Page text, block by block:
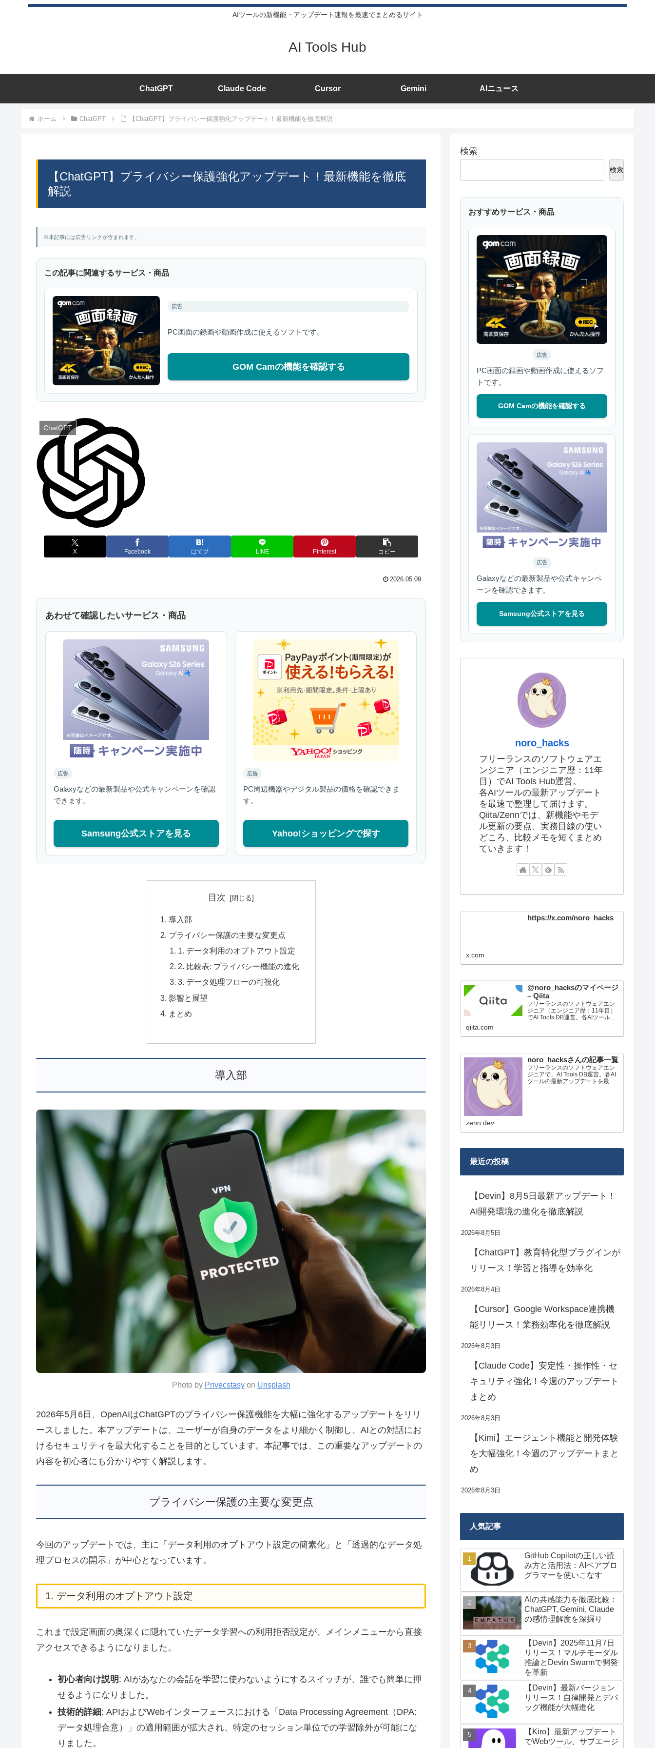
AIツールの新機能・アップデート速報を最速でまとめるサイト
AI Tools Hub
ChatGPT Claude Code Cursor Gemini AIニュース
ホーム ChatGPT 【ChatGPT】プライバシー保護強化アップデート！最新機能を徹底解説
【ChatGPT】プライバシー保護強化アップデート！最新機能を徹底
解説
※本記事には広告リンクが含まれます。
この記事に関連するサービス・商品
広告
PC画面の録画や動画作成に使えるソフトです。
GOM Camの機能を確認する
ChatGPT
X Facebook はてブ LINE Pinterest コピー
2026.05.09
あわせて確認したいサービス・商品
広告
Galaxyなどの最新製品や公式キャンペーンを確認
できます。
Samsung公式ストアを見る
広告
PC周辺機器やデジタル製品の価格を確認できま
す。
Yahoo!ショッピングで探す
目次
導入部
プライバシー保護の主要な変更点
1. データ利用のオプトアウト設定
2. 比較表: プライバシー機能の進化
3. データ処理フローの可視化
影響と展望
まとめ
導入部
Photo by Privecstasyon Unsplash
2026年5月6日、OpenAIはChatGPTのプライバシー保護機能を大幅に強化するアップデートをリリ
ースしました。本アップデートは、ユーザーが自身のデータをより細かく制御し、AIとの対話にお
けるセキュリティを最大化することを目的としています。本記事では、この重要なアップデートの
内容を初心者にも分かりやすく解説します。
プライバシー保護の主要な変更点
今回のアップデートでは、主に「データ利用のオプトアウト設定の簡素化」と「透過的なデータ処
理プロセスの開示」が中心となっています。
1. データ利用のオプトアウト設定
これまで設定画面の奥深くに隠れていたデータ学習への利用拒否設定が、メインメニューから直接
アクセスできるようになりました。
初心者向け説明 : AIがあなたの会話を学習に使わないようにするスイッチが、誰でも簡単に押
せるようになりました。
技術的詳細: APIおよびWebインターフェースにおける「Data Processing Agreement（DPA:
データ処理合意）」の適用範囲が拡大され、特定のセッション単位での学習除外が可能にな
りました。
検索
検索
おすすめサービス・商品
広告
PC画面の録画や動画作成に使えるソフ
トです。
GOM Camの機能を確認する
広告
Galaxyなどの最新製品や公式キャンペ
ーンを確認できます。
Samsung公式ストアを見る
noro_hacks
フリーランスのソフトウェアエ
ンジニア（エンジニア歴：11年
目）でAI Tools Hub運営。
各AIツールの最新アップデート
を最速で整理して届けます。
Qiita/Zennでは、新機能やモデ
ル更新の要点、実務目線の使い
どころ、比較メモを短くまとめ
ていきます！
https://x.com/noro_hacks
x.com
@noro_hacksのマイページ
– Qiita
フリーランスのソフトウェアエン
ジニア（エンジニア歴：11年目）
でAI Tools DB運営。各AIツールの
能やモデル更新の要点、実務目線
qiita.com
noro_hacksさんの記事一覧
フリーランスのソフトウェアエン
ジニアで、AI Tools DB運営。各AI
ツールの最新アップデートを最速
zenn.dev
最近の投稿
【Devin】8月5日最新アップデート！
AI開発環境の進化を徹底解説
2026年8月5日
【ChatGPT】教育特化型プラグインが
リリース！学習と指導を効率化
2026年8月4日
【Cursor】Google Workspace連携機
能リリース！業務効率化を徹底解説
2026年8月3日
【Claude Code】安定性・操作性・セ
キュリティ強化！今週のアップデート
まとめ
2026年8月3日
【Kimi】エージェント機能と開発体験
を大幅強化！今週のアップデートまと
め
2026年8月3日
人気記事
GitHub Copilotの正しい読
み方と活用法：AIペアプロ
グラマーを使いこなす
AIの共感能力を徹底比較：
ChatGPT, Gemini, Claude
の感情理解度を深掘り
【Devin】2025年11月7日
リリース！マルチモーダル
推論とDevin Swarmで開発
を革新
【Devin】最新バージョン
リリース！自律開発とデバ
ッグ機能が大幅進化
【Kiro】最新アップデート
でWebツール、サブエージ